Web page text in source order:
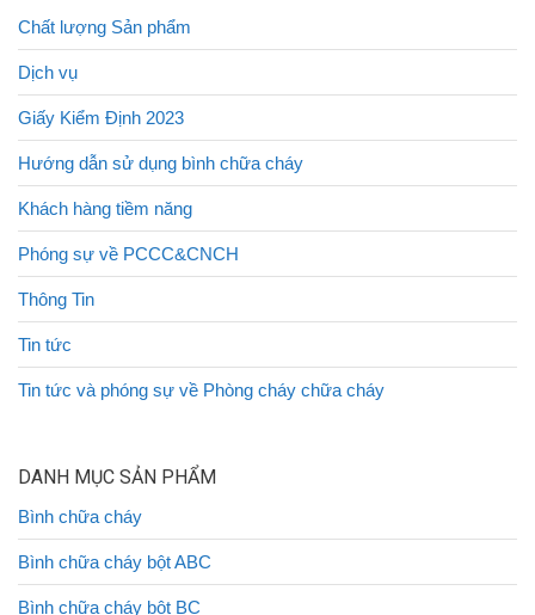
Chất lượng Sản phẩm
Dịch vụ
Giấy Kiểm Định 2023
Hướng dẫn sử dụng bình chữa cháy
Khách hàng tiềm năng
Phóng sự về PCCC&CNCH
Thông Tin
Tin tức
Tin tức và phóng sự về Phòng cháy chữa cháy
DANH MỤC SẢN PHẨM
Bình chữa cháy
Bình chữa cháy bột ABC
Bình chữa cháy bột BC